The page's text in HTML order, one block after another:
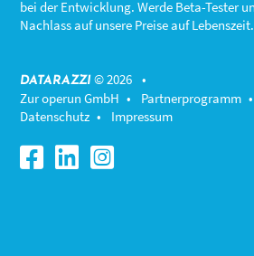
bei der Entwicklung. Werde Beta-Tester
Nachlass auf unsere Preise auf Lebenszeit.
DATARAZZI © 2026 •
Zur operun GmbH • Partnerprogramm •
Datenschutz • Impressum